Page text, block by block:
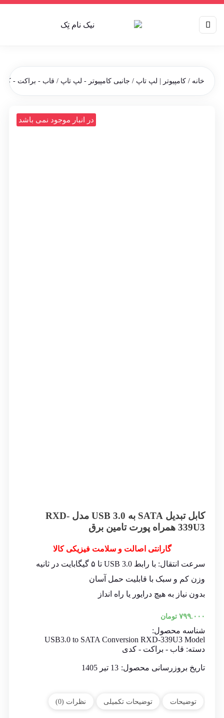
خانه / کامپیوتر | لپ تاپ / جانبی کامپیوتر - لپ تاپ / قاب - براکت -
کابل تبدیل SATA به USB 3.0 مدل RXD-
339U3 همراه پورت تامین برق
گارانتی اصالت و سلامت فیزیکی کالا
سرعت انتقال: با رابط USB 3.0 تا ۵ گیگابایت در ثانیه
وزن کم و سبک با قابلیت حمل آسان
بدون نیاز به هیچ درایور یا راه انداز
۷۹۹.۰۰۰ تومان
در انبار موجود نمی باشد
شناسه محصول:
USB3.0 to SATA Conversion RXD-339U3 Model
دسته: قاب - براکت - کدی
تاریخ بروزرسانی محصول: 13 تیر 1405
توضیحات توضیحات تکمیلی نظرات (0)